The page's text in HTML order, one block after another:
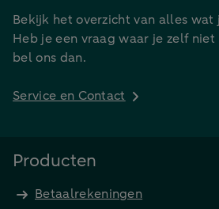
Bekijk het overzicht van alles
Heb je een vraag waar je zelf
bel ons dan.
Service en Contact
Producten
Betaalrekeningen